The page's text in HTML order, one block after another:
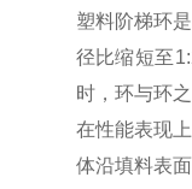
塑料阶梯环
径比缩短至
时，环与环
在性能表现
体沿填料表